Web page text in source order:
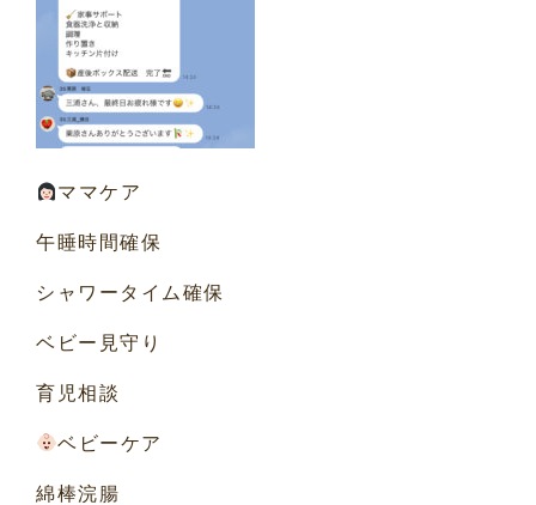
ママケア
午睡時間確保
シャワータイム確保
ベビー見守り
育児相談
ベビーケア
綿棒浣腸